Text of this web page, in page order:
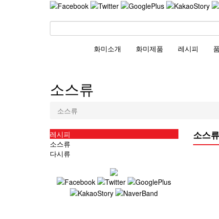
화미소개 화미제품 레시피
소스류
소스류
소스류
레시피
소스류
다시류